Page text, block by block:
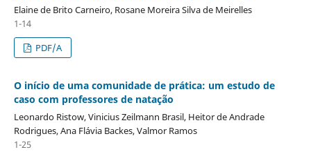
Elaine de Brito Carneiro, Rosane Moreira Silva de Meirelles
1-14
PDF/A
O início de uma comunidade de prática: um estudo de
caso com professores de natação
Leonardo Ristow, Vinicius Zeilmann Brasil, Heitor de Andrade
Rodrigues, Ana Flávia Backes, Valmor Ramos
1-25